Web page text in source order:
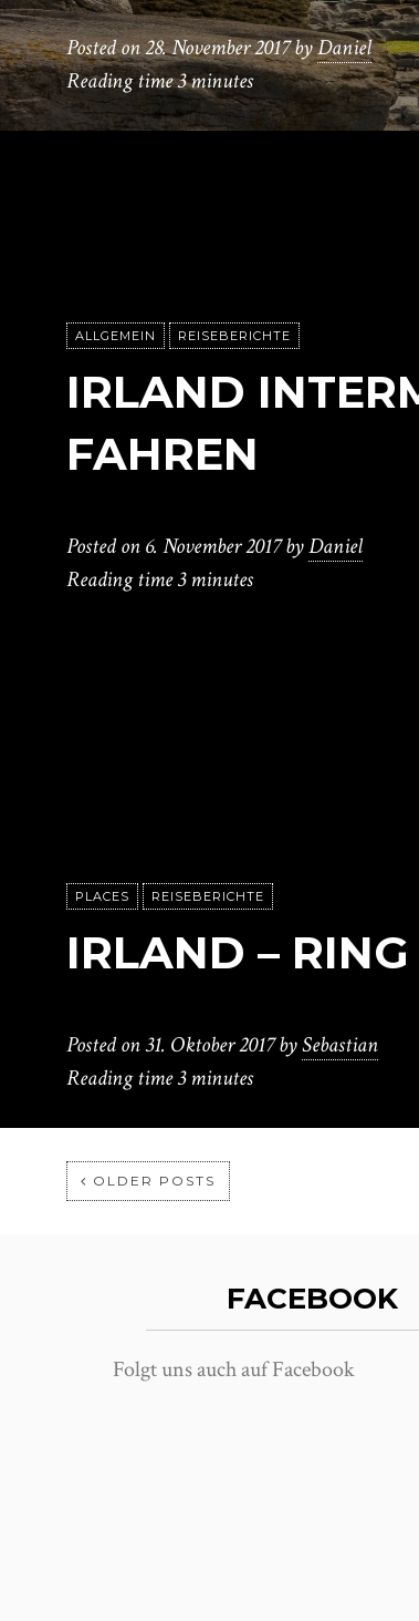
Posted on28. November 2017byDaniel
Reading time3 minutes
ALLGEMEIN REISEBERICHTE
IRLAND
FAHREN
Posted on6. November 2017byDaniel
Reading time3 minutes
PLACES REISEBERICHTE
IRLAND –
Posted on31. Oktober 2017bySebastian
Reading time3 minutes
OLDER POSTS
FACEBOOK
Folgt uns auch auf Facebook